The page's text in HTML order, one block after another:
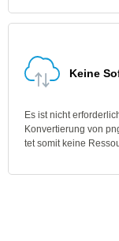
Keine
Es ist nicht
Konvertierung von
tet somit keine